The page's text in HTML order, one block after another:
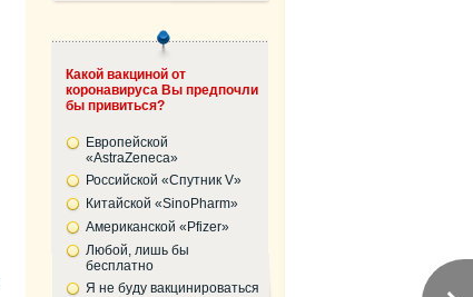
Какой вакциной от
коронавируса Вы предпочли
бы привиться?
Европейской
«AstraZeneca»
Российской «Спутник V»
Китайской «SinoPharm»
Американской «Pfizer»
Любой, лишь бы
бесплатно
Я не буду вакцинироваться